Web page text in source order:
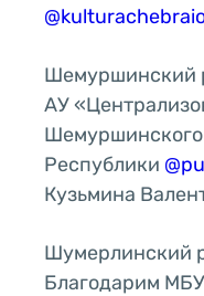
Шемуршинский
АУ
Республики
Кузьмина
Шумерлинский
Благодарим